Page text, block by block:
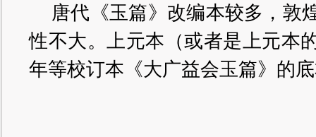
唐代《玉篇》改编本较多，敦
性不大。上元本（或者是上元本
年等校订本《大广益会玉篇》的